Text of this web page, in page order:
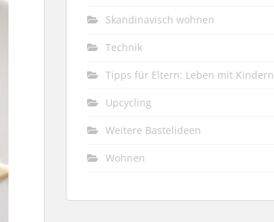
Skandinavisch wohnen
Technik
Tipps für Eltern: Leben mit Kindern
Upcycling
Weitere Bastelideen
Wohnen